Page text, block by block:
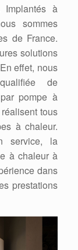
à
sommes
de France.
solutions
effet, nous
de
pompe à
tous
à chaleur.
service, la
à chaleur à
dans
prestations